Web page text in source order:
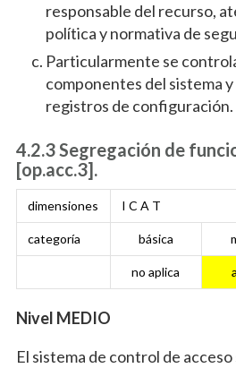
responsable del recurso,
política y normativa de
Particularmente se
componentes del sistema
registros de configuración.
4.2.3 Segregación de
[op.acc.3].
dimensiones I C A T
categoría básica
no aplica
Nivel MEDIO
El sistema de control de